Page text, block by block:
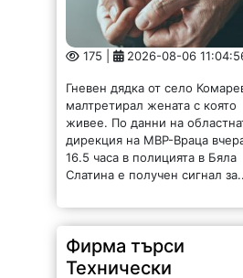
16.5 часа в полицията в Бяла
Слатина е получен сигнал за...
Фирма търси
Технически
ръководител
асфалтополагане